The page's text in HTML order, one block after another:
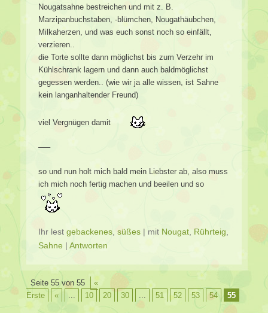
Nougatsahne bestreichen und mit z. B.
Marzipanbuchstaben, -blümchen, Nougathäubchen,
Milkaherzen, und was euch sonst noch so einfällt,
verzieren..
die Torte sollte dann möglichst bis zum Verzehr im
Kühlschrank lagern und dann auch baldmöglichst
gegessen werden.. (wie wir ja alle wissen, ist Sahne
kein langanhaltender Freund)
viel Vergnügen damit
—–
so und nun holt mich bald mein Liebster ab, also muss
ich mich noch fertig machen und beeilen und so
Ihr lest gebackenes süßes | mit Nougat Rührteig
Sahne | Antworten
Beitragsverzeichnis
Seite 55 von 55
«
Erste
« ... 10 20 30 ... 51 52 53 54 55